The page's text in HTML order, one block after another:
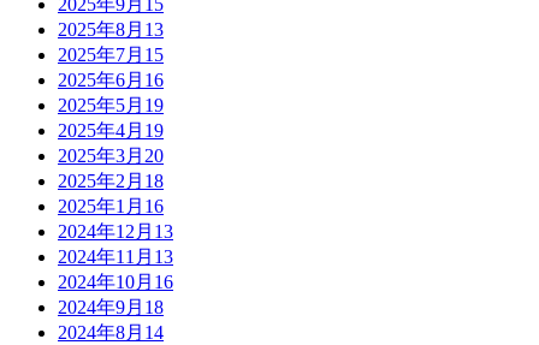
2025年8月 13
2025年7月 15
2025年6月 16
2025年5月 19
2025年4月 19
2025年3月 20
2025年2月 18
2025年1月 16
2024年12月 13
2024年11月 13
2024年10月 16
2024年9月 18
2024年8月 14